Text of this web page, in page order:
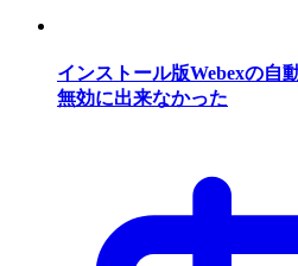
インストール版Webexの自
無効に出来なかった